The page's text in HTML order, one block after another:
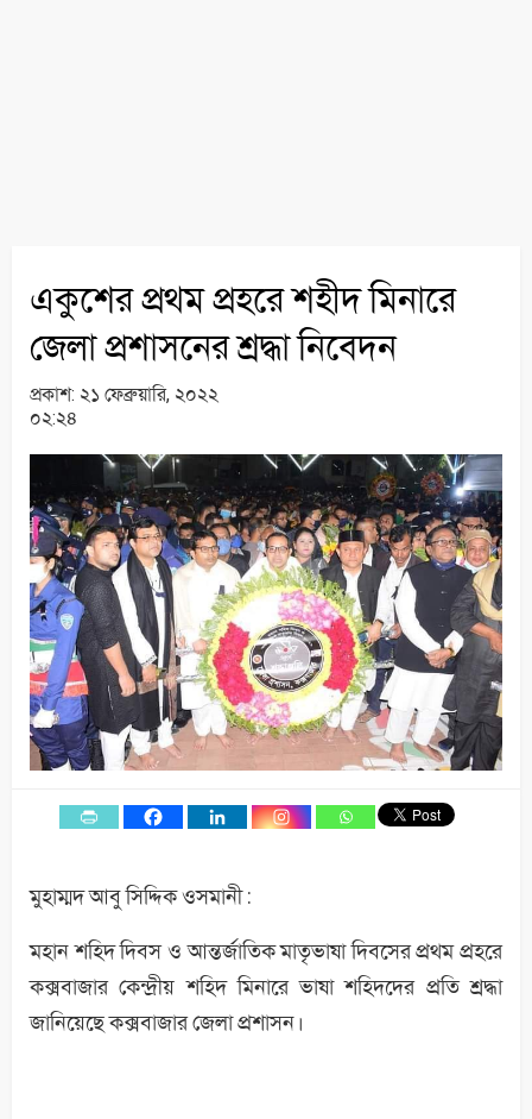
একুশের প্রথম প্রহরে শহীদ মিনারে
জেলা প্রশাসনের শ্রদ্ধা নিবেদন
প্রকাশ: ২১ ফেব্রুয়ারি, ২০২২
০২:২৪
মুহাম্মদ আবু সিদ্দিক ওসমানী :
মহান শহিদ দিবস ও আন্তর্জাতিক মাতৃভাষা দিবসের প্রথম প্রহরে
কক্সবাজার কেন্দ্রীয় শহিদ মিনারে ভাষা শহিদদের প্রতি শ্রদ্ধা
জানিয়েছে কক্সবাজার জেলা প্রশাসন।